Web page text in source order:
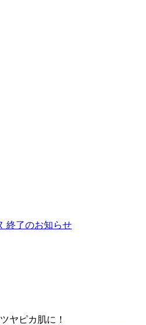
終了のお知らせ
ヤピカ肌に！